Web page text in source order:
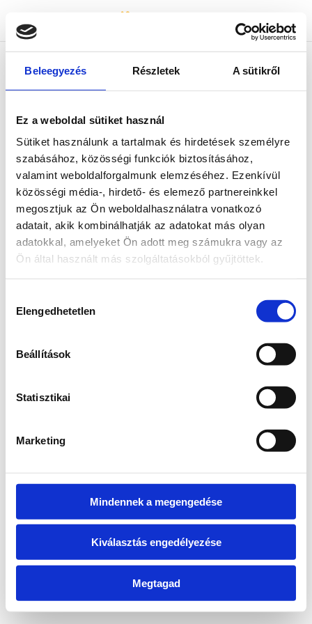
Beleegyezés Részletek A sütikről
Ez a weboldal sütiket használ
Sütiket használunk a tartalmak és hirdetések személyre
szabásához, közösségi funkciók biztosításához,
valamint weboldalforgalmunk elemzéséhez. Ezenkívül
közösségi média-, hirdető- és elemező partnereinkkel
megosztjuk az Ön weboldalhasználatra vonatkozó
adatait, akik kombinálhatják az adatokat más olyan
adatokkal, amelyeket Ön adott meg számukra vagy az
Ön által használt más szolgáltatásokból gyűjtöttek.
kiválasztása
Elengedhetetlen
Beállítások
Statisztikai
Marketing
Mindennek a megengedése
Kiválasztás engedélyezése
Megtagad
404-es hiba :(
Kérjük, térj vissza a főoldalra és indítsd újra a
keresést!